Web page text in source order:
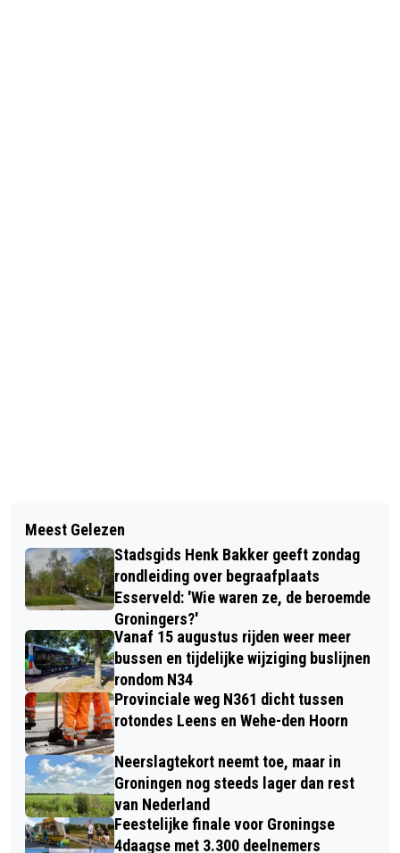
PROVINCIE GRONINGEN ROEPT OP OM
WASBEREN EN WASBEERHONDEN TE
MELDEN
OEVERFEEST, HET FOOD- MUZIEK- EN
VERMAAKFESTIVAL, AAN WOLDMEER
IN MEERSTAD
Meest Gelezen
Stadsgids Henk Bakker geeft zondag
rondleiding over begraafplaats
Esserveld: 'Wie waren ze, de beroemde
Groningers?'
Vanaf 15 augustus rijden weer meer
bussen en tijdelijke wijziging buslijnen
rondom N34
Provinciale weg N361 dicht tussen
rotondes Leens en Wehe-den Hoorn
Neerslagtekort neemt toe, maar in
Groningen nog steeds lager dan rest
van Nederland
Feestelijke finale voor Groningse
4daagse met 3.300 deelnemers